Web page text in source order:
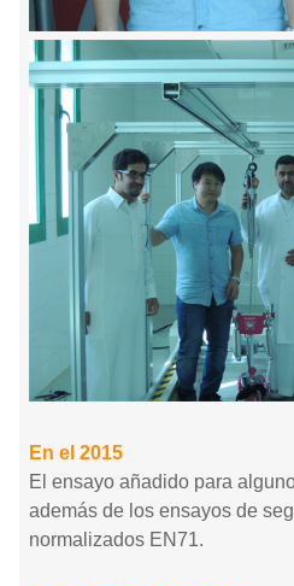
En el 2015
El ensayo añadido para
además de los ensayos de
normalizados EN71.